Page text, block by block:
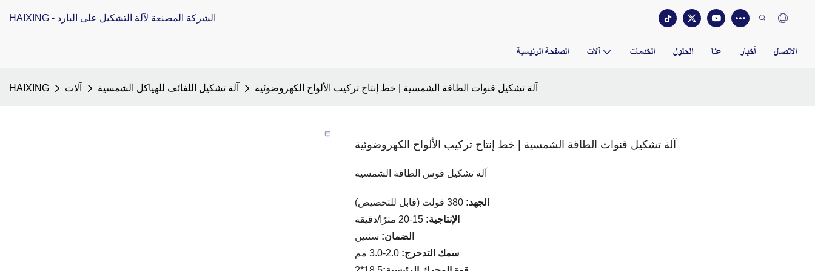
HAIXING - الشركة المصنعة لآلة التشكيل على البارد
الصفحة الرئيسية آلات الخدمات الحلول عنا أخبار الاتصال
HAIXING آلات آلة تشكيل اللفائف للهياكل الشمسية آلة تشكيل قنوات الطاقة الشمسية | خط إنتاج تركيب الألواح الكهروضوئية
آلة تشكيل قنوات الطاقة الشمسية | خط إنتاج تركيب الألواح الكهروضوئية
آلة تشكيل قوس الطاقة الشمسية
الجهد:
الإنتاجية:
الضمان: سنتين
سمك التدحرج: